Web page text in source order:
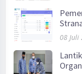
08 Juli